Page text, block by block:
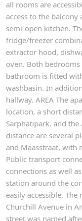
all rooms are
access to the
semi-open kitchen.
fridge/freezer
extractor hood,
oven. Both bedrooms
bathroom is fitted
washbasin. In
hallway. AREA The
location, a short
Sarphatipark, and
distance are several
and Maasstraat, with
Public transport
connections as well
station around the
easily accessible. The
Churchill Avenue in
street was named